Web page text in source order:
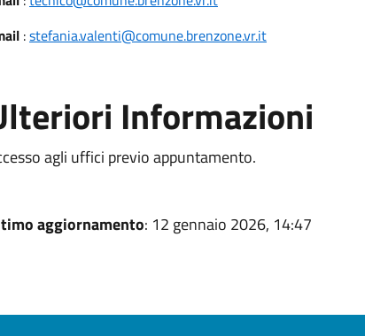
:stefania.valenti@comune.brenzone.vr.it
Informazioni
agli uffici previo appuntamento.
aggiornamento: 12 gennaio 2026, 14:47